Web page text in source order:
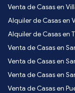
Venta de Casas en
Alquiler de Casas en
Alquiler de Casas en
Venta de Casas en
Venta de Casas en
Venta de Casas en
Venta de Casas en